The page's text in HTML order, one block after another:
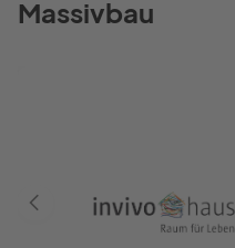
Massivbau